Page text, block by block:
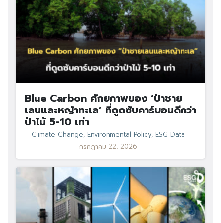
Blue Carbon ศักยภาพของ ‘ป่าชาย
เลนและหญ้าทะเล’ ที่ดูดซับคาร์บอนดีกว่า
ป่าไม้ 5-10 เท่า
Climate Change, Environmental Policy, ESG Data
กรกฎาคม 22, 2026